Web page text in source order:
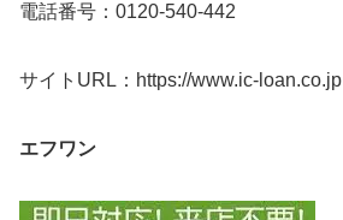
電話番号：0120-540-442
サイトURL：https://www.ic-loan.co.jp
エフワン